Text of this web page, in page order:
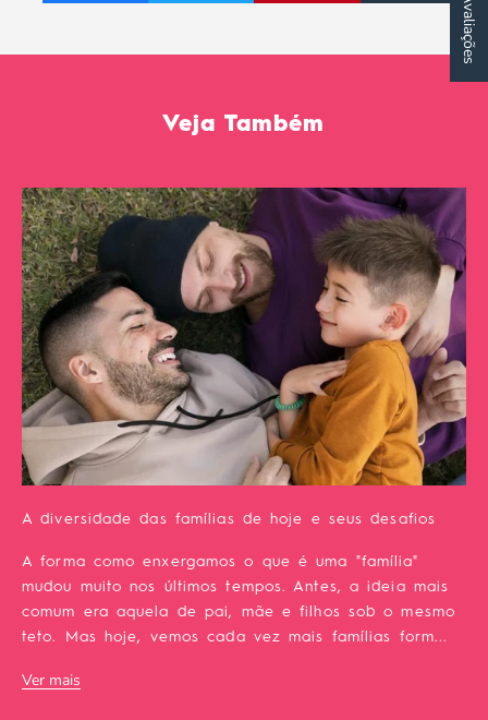
Veja Também
A diversidade das famílias de hoje e seus desafios
A forma como enxergamos o que é uma "família"
mudou muito nos últimos tempos. Antes, a ideia mais
comum era aquela de pai, mãe e filhos sob o mesmo
teto. Mas hoje, vemos cada vez mais famílias form...
Ver mais
★ Avaliações